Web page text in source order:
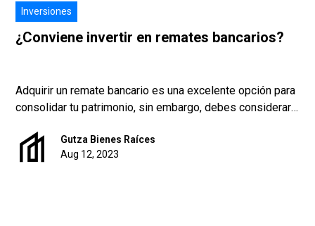
Inversiones
¿Conviene invertir en remates bancarios?
Adquirir un remate bancario es una excelente opción para
consolidar tu patrimonio, sin embargo, debes considerar
hora de hacer una inversión. Por ello, te compartimos los
siguientes puntos.
Gutza Bienes Raíces
Aug 12, 2023